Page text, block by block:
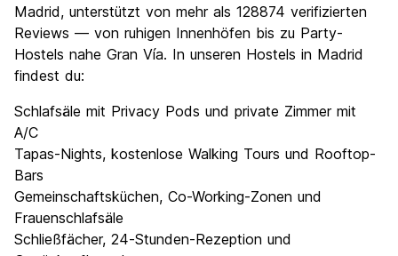
Madrid, unterstützt von mehr als 128874 verifizierten
Reviews — von ruhigen Innenhöfen bis zu Party-
Hostels nahe Gran Vía. In unseren Hostels in Madrid
findest du:
Schlafsäle mit Privacy Pods und private Zimmer mit
A/C
Tapas-Nights, kostenlose Walking Tours und Rooftop-
Bars
Gemeinschaftsküchen, Co-Working-Zonen und
Frauenschlafsäle
Schließfächer, 24-Stunden-Rezeption und